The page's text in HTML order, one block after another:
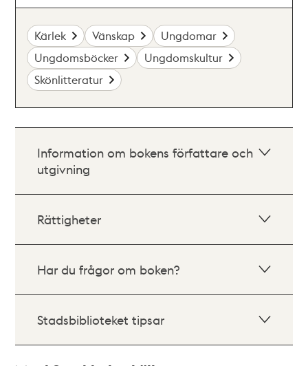
Kärlek Vänskap
Ungdomar
Ungdomsböcker
Ungdomskultur
Skönlitteratur
Information om bokens författare och
utgivning
Rättigheter
Har du frågor om boken?
Stadsbiblioteket tipsar